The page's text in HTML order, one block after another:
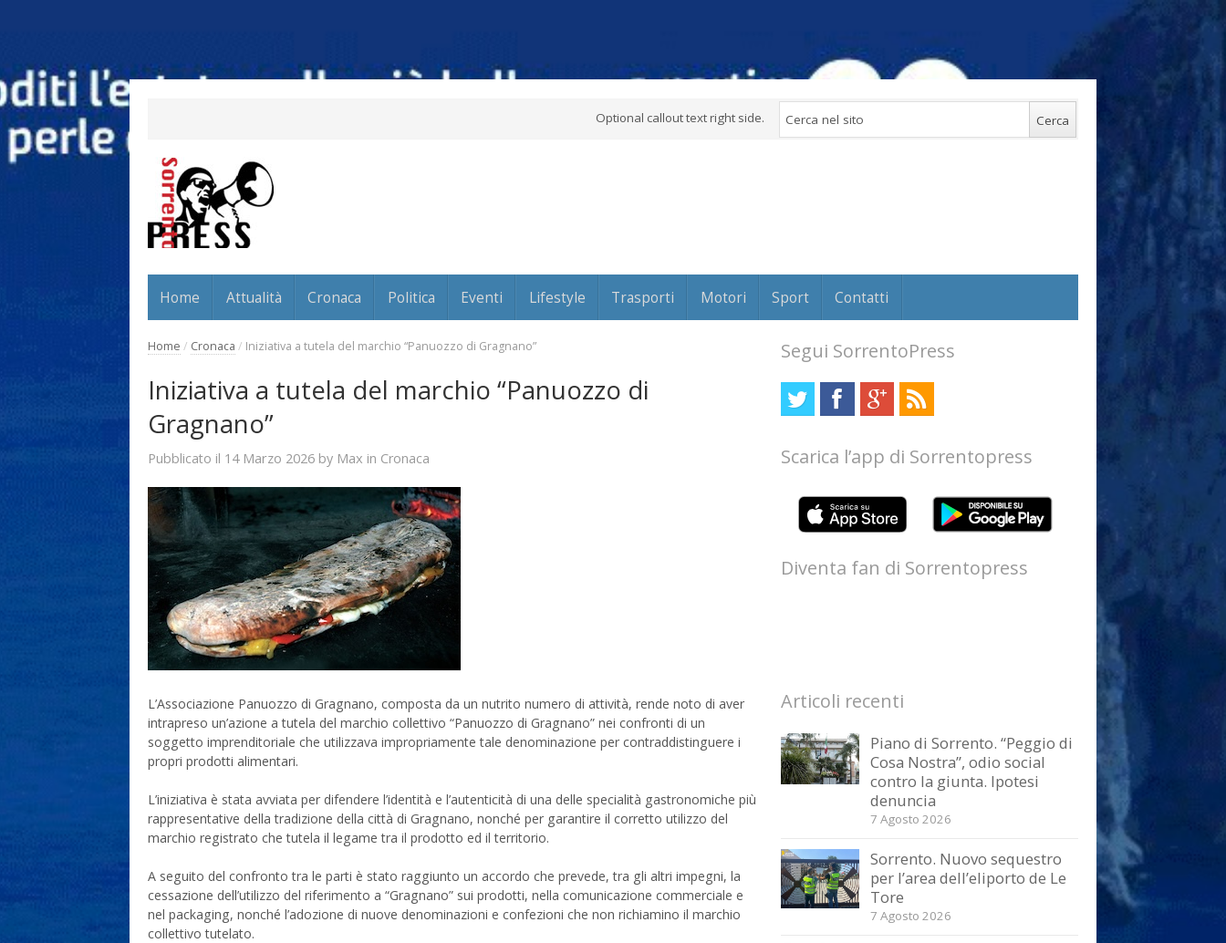
Optional callout text right side.
Home Attualità Cronaca Politica Eventi Lifestyle Trasporti Motori Sport Contatti
Home / Cronaca / Iniziativa a tutela del marchio “Panuozzo di Gragnano”
Iniziativa a tutela del marchio “Panuozzo di
Gragnano”
Pubblicato il 14 Marzo 2026 by Max in Cronaca
L’Associazione Panuozzo di Gragnano, composta da un nutrito numero di attività, rende noto di aver
intrapreso un’azione a tutela del marchio collettivo “Panuozzo di Gragnano” nei confronti di un
soggetto imprenditoriale che utilizzava impropriamente tale denominazione per contraddistinguere i
propri prodotti alimentari.
L’iniziativa è stata avviata per difendere l’identità e l’autenticità di una delle specialità gastronomiche più
rappresentative della tradizione della città di Gragnano, nonché per garantire il corretto utilizzo del
marchio registrato che tutela il legame tra il prodotto ed il territorio.
A seguito del confronto tra le parti è stato raggiunto un accordo che prevede, tra gli altri impegni, la
cessazione dell’utilizzo del riferimento a “Gragnano” sui prodotti, nella comunicazione commerciale e
nel packaging, nonché l’adozione di nuove denominazioni e confezioni che non richiamino il marchio
collettivo tutelato.
Segui SorrentoPress
Scarica l’app di Sorrentopress
Diventa fan di Sorrentopress
Articoli recenti
Piano di Sorrento. “Peggio di
Cosa Nostra”, odio social
contro la giunta. Ipotesi
denuncia
7 Agosto 2026
Sorrento. Nuovo sequestro
per l’area dell’eliporto de Le
Tore
7 Agosto 2026